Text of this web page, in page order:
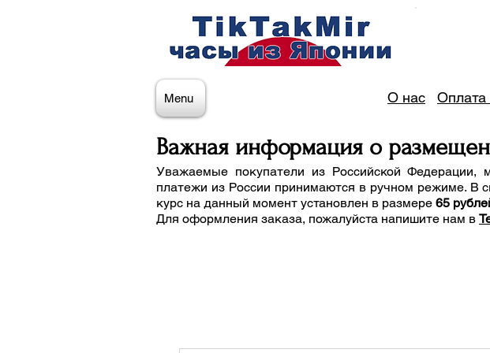
Menu О нас Оплата
Важная информация о
Уважаемые покупатели из Российской
платежи из России принимаются в ручном режиме. В
курс на данный момент установлен в размере 65
Для оформления заказа, пожалуйста напишите нам в